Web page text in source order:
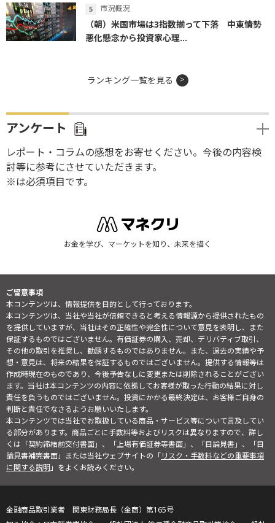
市況概況
（朝）米国市場は3指数揃って下落 中東情勢
悪化懸念から投資家心理...
ランキング一覧を見る
アンケート
レポート・コラムの感想をお寄せください。今後の内容検
討等に参考にさせていただきます。
※は必須項目です。
お金を学び、マーケットを知り、未来を描く
ご留意事項
本コンテンツは、情報提供を目的として行っております。
本コンテンツは、当社や当社が信頼できると考える情報源から提供されたもの
を提供していますが、当社はその正確性や完全性について意見を表明し、また
保証するものではございません。有価証券の購入、売却、デリバティブ取引、
その他の取引を推奨し、勧誘するものではありません。また、過去の実績や予
想・意見は、将来の結果を保証するものではございません。提供する情報等は
作成時現在のものであり、今後予告なしに変更または削除されることがござい
ます。当社は本コンテンツの内容に依拠してお客様が取った行動の結果に対し
責任を負うものではございません。投資にかかる最終決定は、お客様ご自身の
判断と責任でなさるようお願いいたします。
本コンテンツでは当社でお取扱している商品・サービス等について言及してい
る部分があります。商品ごとに手数料等およびリスクは異なりますので、詳し
くは「契約締結前交付書面」、「上場有価証券等書面」、「目論見書」、「目
論見書補完書面」または当社ウェブサイトの「リスク・手数料などの重要事項
に関する説明」をよくお読みください。
金融商品取引業者 関東財務局長（金商）第165号